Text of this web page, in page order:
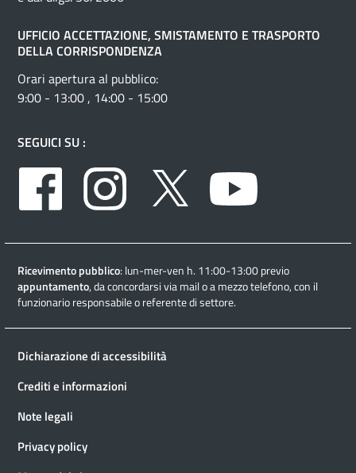
UFFICIO ACCETTAZIONE, SMISTAMENTO E TRASPORTO
DELLA CORRISPONDENZA
Orari apertura al pubblico:
9:00 - 13:00 , 14:00 - 15:00
SEGUICI SU :
Facebook
Instagram Twitter
Ricevimento pubblico: lun-mer-ven h. 11:00-13:00 previo
appuntamento, da concordarsi via mail o a mezzo telefono, con il
funzionario responsabile o referente di settore.
Dichiarazione di accessibilità
Crediti e informazioni
Note legali
Privacy policy